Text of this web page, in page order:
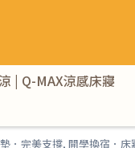
| Q-MAX涼感床寢
．完美支撐, 開學換宿．床